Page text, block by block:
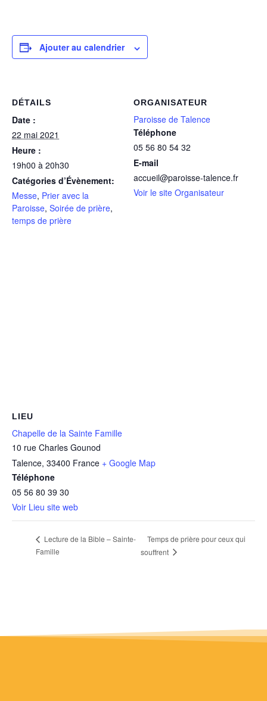
Ajouter au calendrier
DÉTAILS
Date :
22 mai 2021
Heure :
19h00 à 20h30
Catégories d’Évènement:
Messe, Prier avec la
Paroisse, Soirée de prière,
temps de prière
ORGANISATEUR
Paroisse de Talence
Téléphone
05 56 80 54 32
E-mail
accueil@paroisse-talence.fr
Voir le site Organisateur
LIEU
Chapelle de la Sainte Famille
10 rue Charles Gounod
Talence, 33400 France + Google Map
Téléphone
05 56 80 39 30
Voir Lieu site web
Lecture de la Bible – Sainte-
Famille
Temps de prière pour ceux qui
souffrent